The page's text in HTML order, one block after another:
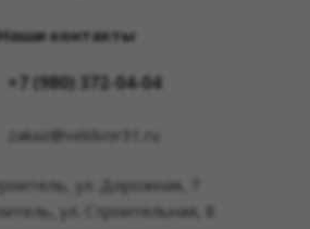
контакты
+7 (980) 372-04-04
zakaz@veldvor31.ru
ул. Дорожная, 7
ул. Строительная, 8